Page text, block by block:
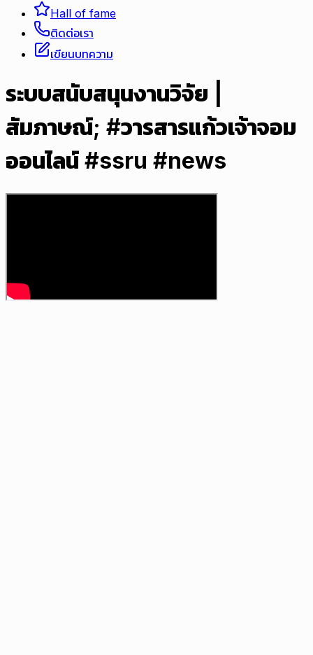
Hall of fame
ติดต่อเรา
เขียนบทความ
ระบบสนับสนุนงานวิจัย |
สัมภาษณ์; #วารสารแก้วเจ้าจอม
ออนไลน์ #ssru #news